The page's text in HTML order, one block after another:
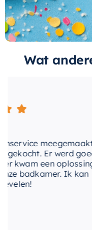
afwerking
doorstaan, zodat
genieten.
Naast de
Dankzij de
hoofddouche
,
voor een
installeren,
gemakkelijk kunt
Als een product
kunt u erop
en
regendoucheset
Wat
meegemaakt!
Er werd goed
kwam een oplossing!
badkamer. Ik kan